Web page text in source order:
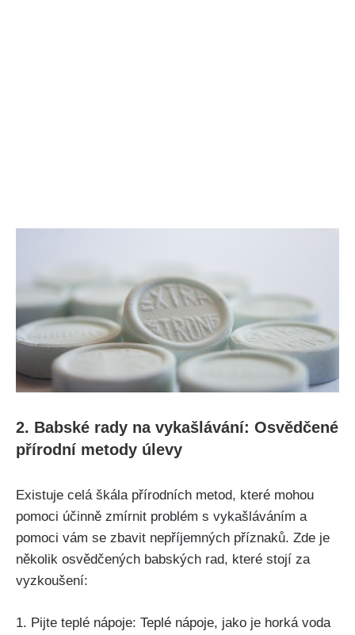
2.​ Babské rady na vykašlávání: Osvědčené
přírodní metody úlevy
Existuje celá škála‌ přírodních⁢ metod, které mohou
pomoci účinně zmírnit problém s vykašláváním a
pomoci vám se zbavit nepříjemných příznaků. Zde je
několik osvědčených babských rad, které stojí za
vyzkoušení:
1. Pijte teplé nápoje: Teplé nápoje, jako je horká voda